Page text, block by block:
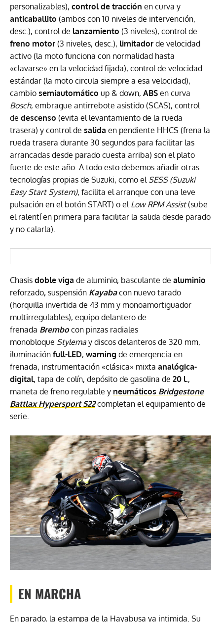
personalizables), control de tracción en curva y
anticaballito (ambos con 10 niveles de intervención,
desc.), control de lanzamiento (3 niveles), control de
freno motor (3 niveles, desc.), limitador de velocidad
activo (la moto funciona con normalidad hasta
«clavarse» en la velocidad fijada), control de velocidad
estándar (la moto circula siempre a esa velocidad),
cambio semiautomático up & down, ABS en curva
Bosch, embrague antirrebote asistido (SCAS), control
de descenso (evita el levantamiento de la rueda
trasera) y control de salida en pendiente HHCS (frena la
rueda trasera durante 30 segundos para facilitar las
arrancadas desde parado cuesta arriba) son el plato
fuerte de este año. A todo esto debemos añadir otras
tecnologías propias de Suzuki, como el SESS (Suzuki
Easy Start System), facilita el arranque con una leve
pulsación en el botón START) o el Low RPM Assist(sube
el ralentí en primera para facilitar la salida desde parado
y no calarla).
Chasis doble viga de aluminio, basculante de aluminio
reforzado, suspensión Kayaba con nuevo tarado
(horquilla invertida de 43 mm y monoamortiguador
multirregulables), equipo delantero de
frenada Brembocon pinzas radiales
monobloque Stylema y discos delanteros de 320 mm,
iluminación full-LED, warning de emergencia en
frenada, instrumentación «clásica» mixta analógica-
digital, tapa de colín, depósito de gasolina de 20 l.,
maneta de freno regulable y neumáticos Bridgestone
Battlax Hypersport S22 completan el equipamiento de
serie.
EN MARCHA
En parado, la estampa de la Hayabusa ya intimida. Su